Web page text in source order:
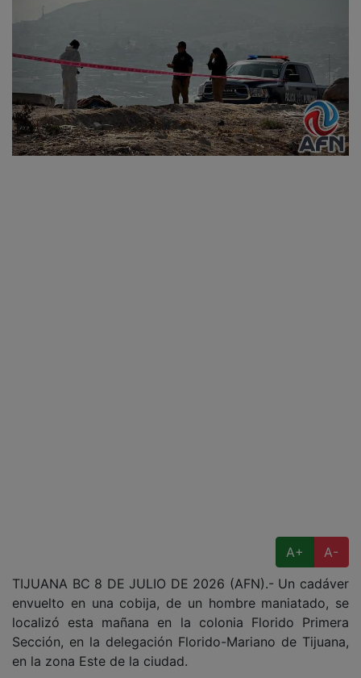
A+
A-
TIJUANA BC 8 DE JULIO DE 2026 (AFN).- Un cadáver
envuelto en una cobija, de un hombre maniatado, se
localizó esta mañana en la colonia Florido Primera
Sección, en la delegación Florido-Mariano de Tijuana,
en la zona Este de la ciudad.